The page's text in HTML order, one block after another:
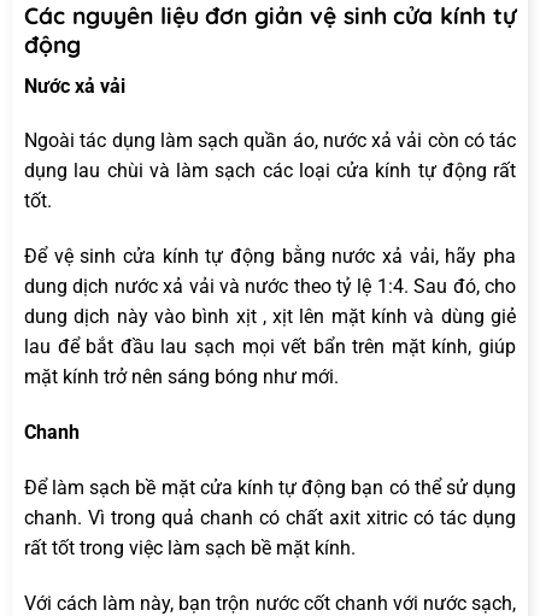
Các nguyên liệu đơn giản vệ sinh cửa kính tự
động
Nước xả vải
Ngoài tác dụng làm sạch quần áo, nước xả vải còn có tác
dụng lau chùi và làm sạch các loại cửa kính tự động rất
tốt.
Để vệ sinh cửa kính tự động bằng nước xả vải, hãy pha
dung dịch nước xả vải và nước theo tỷ lệ 1:4. Sau đó, cho
dung dịch này vào bình xịt , xịt lên mặt kính và dùng giẻ
lau để bắt đầu lau sạch mọi vết bẩn trên mặt kính, giúp
mặt kính trở nên sáng bóng như mới.
Chanh
Để làm sạch bề mặt cửa kính tự động bạn có thể sử dụng
chanh. Vì trong quả chanh có chất axit xitric có tác dụng
rất tốt trong việc làm sạch bề mặt kính.
Với cách làm này, bạn trộn nước cốt chanh với nước sạch,